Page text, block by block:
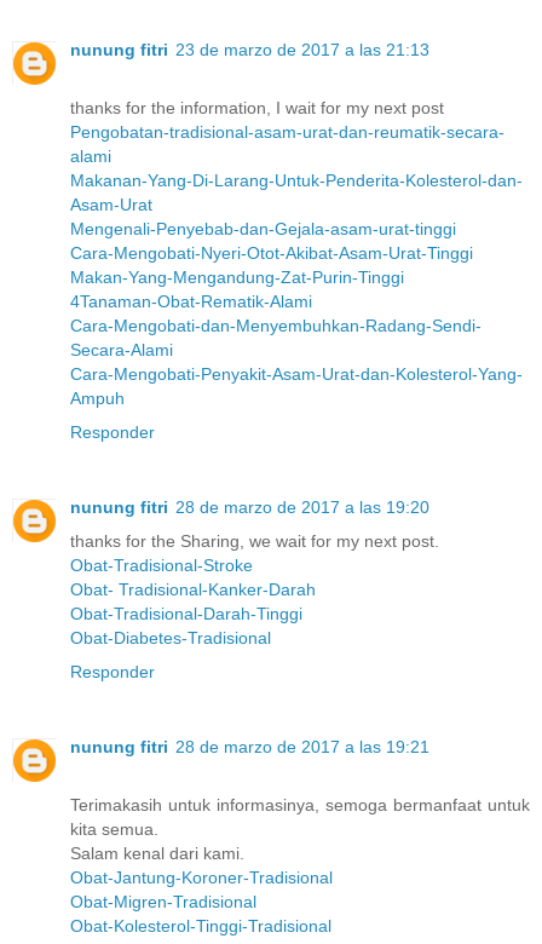
nunung fitri 23 de marzo de 2017 a las 21:13
thanks for the information, I wait for my next post
Pengobatan-tradisional-asam-urat-dan-reumatik-secara-
alami
Makanan-Yang-Di-Larang-Untuk-Penderita-Kolesterol-dan-
Asam-Urat
Mengenali-Penyebab-dan-Gejala-asam-urat-tinggi
Cara-Mengobati-Nyeri-Otot-Akibat-Asam-Urat-Tinggi
Makan-Yang-Mengandung-Zat-Purin-Tinggi
4Tanaman-Obat-Rematik-Alami
Cara-Mengobati-dan-Menyembuhkan-Radang-Sendi-
Secara-Alami
Cara-Mengobati-Penyakit-Asam-Urat-dan-Kolesterol-Yang-
Ampuh
Responder
nunung fitri 28 de marzo de 2017 a las 19:20
thanks for the Sharing, we wait for my next post.
Obat-Tradisional-Stroke
Obat- Tradisional-Kanker-Darah
Obat-Tradisional-Darah-Tinggi
Obat-Diabetes-Tradisional
Responder
nunung fitri 28 de marzo de 2017 a las 19:21
Terimakasih untuk informasinya, semoga bermanfaat untuk
kita semua.
Salam kenal dari kami.
Obat-Jantung-Koroner-Tradisional
Obat-Migren-Tradisional
Obat-Kolesterol-Tinggi-Tradisional